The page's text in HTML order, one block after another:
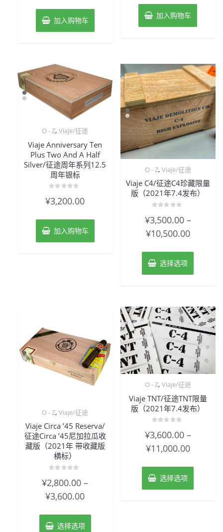
5
加入购物车
5
加入购物车
O - Z,Viaje/征途
Viaje Anniversary Ten
Plus Two And A Half
Silver/征途周年系列12.5
周年银标
分
5
¥3,200.00
加入购物车
O - Z, Viaje/征途
Viaje C4/征途C4珍藏限量
版（2021年7.4发布）
分
0
&sol;
5
¥3,500.00–
¥10,500.00
选择选项
O - Z,Viaje/征途
Viaje Circa ’45 Reserva/
征途Circa ’45尼加拉瓜收
藏版（2021年 带收藏版
横标）
分
0
&sol;
5
¥2,800.00 –
¥3,600.00
选择选项
O - Z, Viaje/征途
Viaje TNT/征途TNT限量
版（2021年7.4发布）
分
0
&sol;
5
¥3,600.00–
¥11,000.00
选择选项